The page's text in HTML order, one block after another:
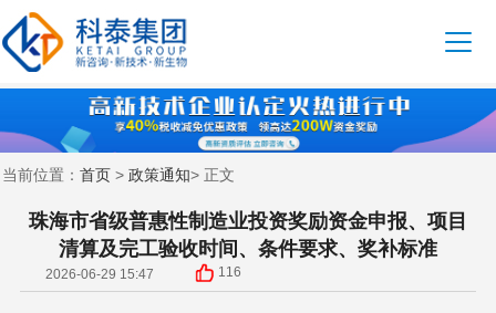
当前位置： 首页 > 政策通知> 正文
珠海市省级普惠性制造业投资奖励资金申报、项目
清算及完工验收时间、条件要求、奖补标准
2026-06-29 15:47 116